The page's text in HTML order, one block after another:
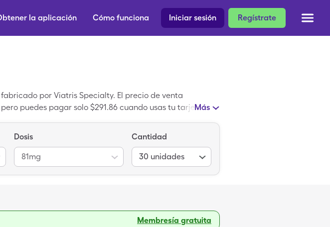
Regístrate
Iniciar sesión
Cómo funciona
la aplicación
por Viatris Specialty. El precio de venta
puedes pagar solo $291.86 cuando usas tu tarjeta de
Sal un medicamento genérico.
Más
Dosis
81mg
Cantidad
30 unidades
Membresía gratuita